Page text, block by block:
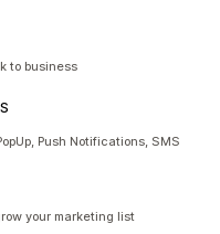
to business
Push Notifications, SMS
your marketing list